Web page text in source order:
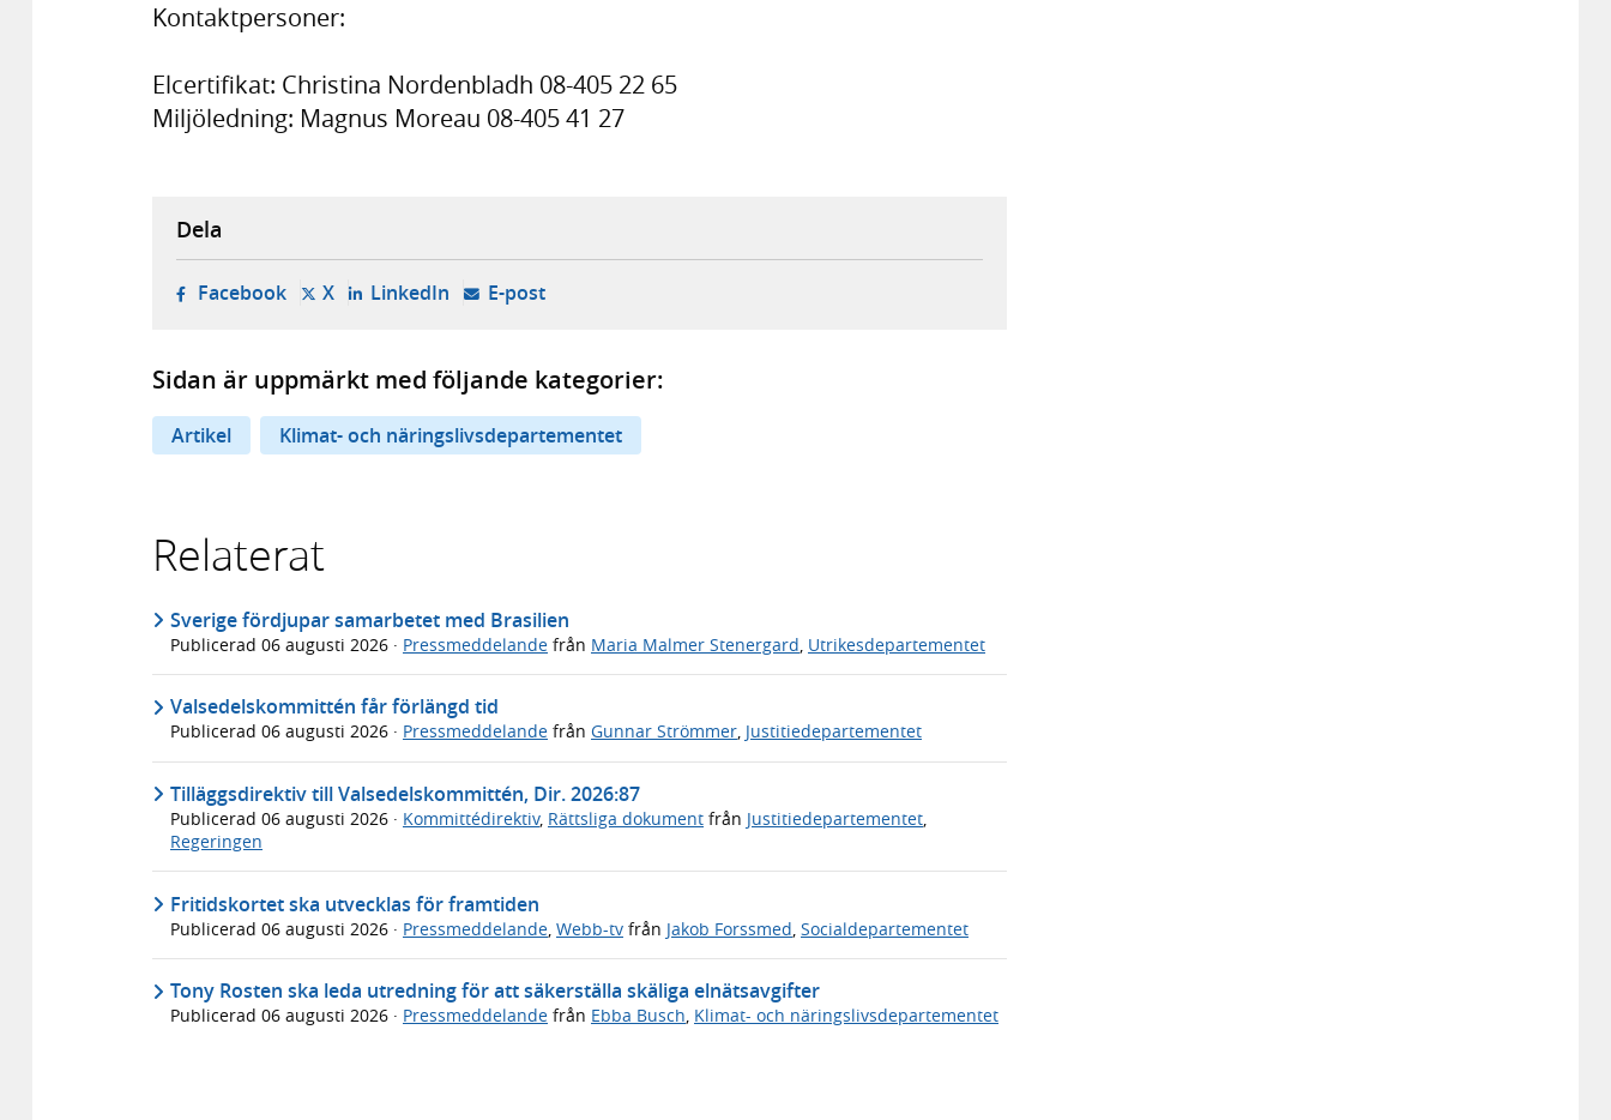
Kontaktpersoner:
Elcertifikat: Christina Nordenbladh 08-405 22 65
Miljöledning: Magnus Moreau 08-405 41 27
Dela
Facebook- öppnas i ny flik, extern webbplats,
X- öppnas i ny flik, extern webbplats,
LinkedIn- öppnas i ny flik, extern webbplats,
E-post- öppnar din e-postklient,
Sidan är uppmärkt med följande kategorier:
Artikel Klimat- och näringslivsdepartementet
Relaterat
Sverige fördjupar samarbetet med Brasilien
Publicerad 06 augusti 2026 · Pressmeddelande från Maria Malmer Stenergard Utrikesdepartementet
Valsedelskommittén får förlängd tid
Publicerad 06 augusti 2026 · Pressmeddelande från Gunnar Strömmer, Justitiedepartementet
Tilläggsdirektiv till Valsedelskommittén, Dir. 2026:87
Publicerad 06 augusti 2026 · Kommittédirektiv, Rättsliga dokument från Justitiedepartementet,
Regeringen
Fritidskortet ska utvecklas för framtiden
Publicerad 06 augusti 2026 · Pressmeddelande Webb-tv från Jakob Forssmed Socialdepartementet
Tony Rosten ska leda utredning för att säkerställa skäliga elnätsavgifter
Publicerad 06 augusti 2026 · Pressmeddelande från Ebba Busch, Klimat- och näringslivsdepartementet